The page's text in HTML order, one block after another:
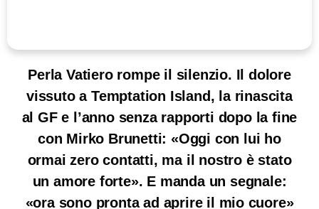
Perla Vatiero rompe il silenzio. Il dolore
vissuto a Temptation Island, la rinascita
al GF e l’anno senza rapporti dopo la fine
con Mirko Brunetti: «Oggi con lui ho
ormai zero contatti, ma il nostro è stato
un amore forte». E manda un segnale:
«ora sono pronta ad aprire il mio cuore»